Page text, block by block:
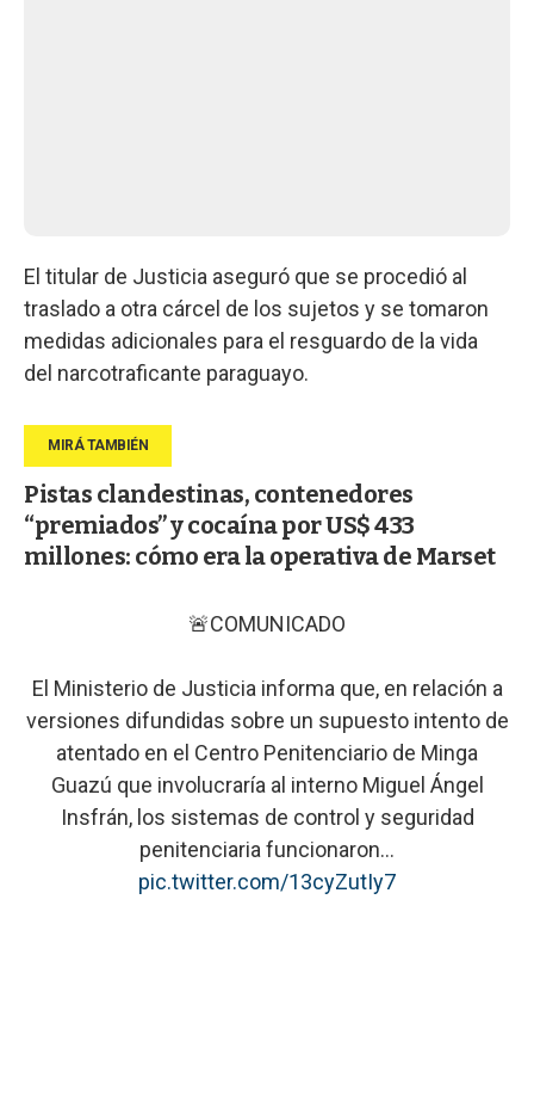
El titular de Justicia aseguró que se procedió al
traslado a otra cárcel de los sujetos y se tomaron
medidas adicionales para el resguardo de la vida
del narcotraficante paraguayo.
Pistas clandestinas, contenedores
“premiados” y cocaína por US$ 433
millones: cómo era la operativa de Marset
🚨COMUNICADO
El Ministerio de Justicia informa que, en relación a
versiones difundidas sobre un supuesto intento de
atentado en el Centro Penitenciario de Minga
Guazú que involucraría al interno Miguel Ángel
Insfrán, los sistemas de control y seguridad
penitenciaria funcionaron…
pic.twitter.com/13cyZutIy7